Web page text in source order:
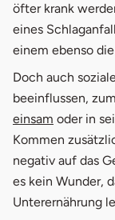
öfter krank
eines
einem ebenso
Doch auch
beeinflussen,
einsam oder in
Kommen
negativ auf das
es kein Wunder,
Unterernährung